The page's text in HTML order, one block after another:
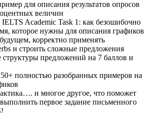
для описания результатов опросов
величин
Academic Task 1: как безошибочно
которое нужны для описания графиков
корректно применять
и строить сложные предложения
предложений на 7 баллов и
полностью разобранных примеров на
и многое другое, что поможет
первое задание письменного